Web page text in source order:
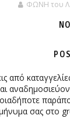
ΦΩΝΗ του
από
σας στο